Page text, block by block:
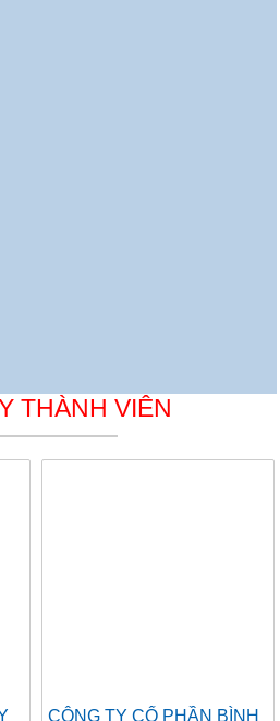
THÀNH VIÊN
CÔNG TY CỔ PHẦN BÌNH